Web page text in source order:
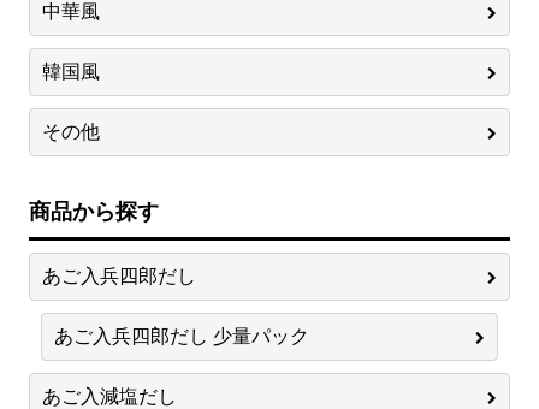
中華風
韓国風
その他
商品から探す
あご入兵四郎だし
あご入兵四郎だし 少量パック
あご入減塩だし